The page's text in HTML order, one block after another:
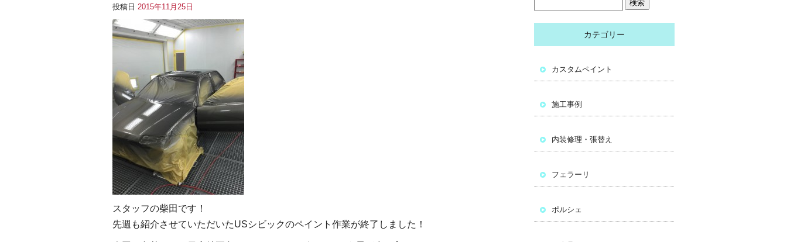
投稿日 2015年11月25日
スタッフの柴田です！
先週も紹介させていただいたUSシビックのペイント作業が終了しました！
カテゴリー
カスタムペイント
施工事例
内装修理・張替え
フェラーリ
ポルシェ